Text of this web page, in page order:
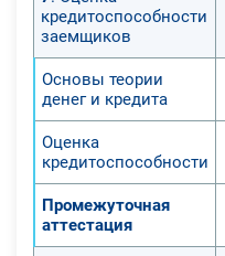
кредитоспособности
заемщиков
Основы теории
денег и кредита
Оценка
кредитоспособности
Промежуточная
аттестация